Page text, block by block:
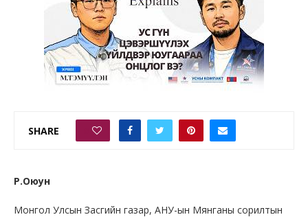
SHARE
Р.Оюун
Монгол Улсын Засгийн газар, АНУ-ын Мянганы сорилтын